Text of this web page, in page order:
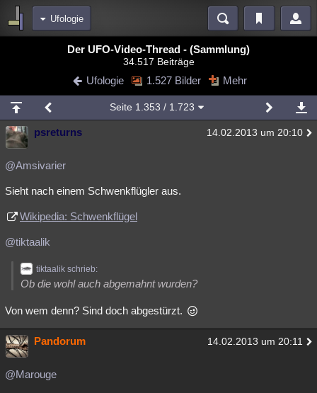
Ufologie
Diskussionen Blogs Videos
Chat Wiki Neuigkeiten
meine Rubriken
Menschen Wissenschaft Mystery Kriminalfälle
Spiritualität
Natur Umfragen Unterhaltung
weitere Rubriken
Astronomie
Musik Clash Verbesserungen Allmystery
Übersichten
Besucht Teilgenommen Alle Neue Geschlossen
Lesenswert
Der UFO-Video-Thread - (Sammlung)
34.517 Beiträge
Ufologie 1.527 Bilder Mehr
Seite 1.353 / 1.723
psreturns 14.02.2013 um 20:10
@Amsivarier
Sieht nach einem Schwenkflügler aus.
Wikipedia: Schwenkflügel
@tiktaalik
tiktaalik schrieb:
Ob die wohl auch abgemahnt wurden?
Von wem denn? Sind doch abgestürzt.
Pandorum 14.02.2013 um 20:11
@Marouge